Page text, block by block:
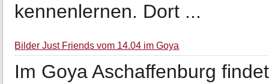
kennenlernen. Dort ...
Bilder Just Friends vom 14.04 im Goya
Im Goya Aschaffenburg